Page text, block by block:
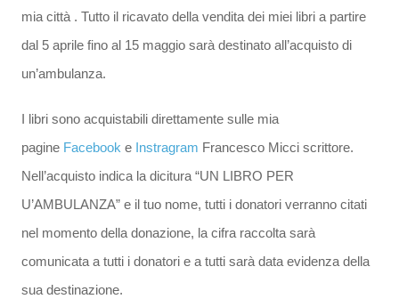
mia città . Tutto il ricavato della vendita dei miei libri a partire
dal 5 aprile fino al 15 maggio sarà destinato all’acquisto di
un’ambulanza.
I libri sono acquistabili direttamente sulle mia
pagine Facebook e Instragram Francesco Micci scrittore.
Nell’acquisto indica la dicitura “UN LIBRO PER
U’AMBULANZA” e il tuo nome, tutti i donatori verranno citati
nel momento della donazione, la cifra raccolta sarà
comunicata a tutti i donatori e a tutti sarà data evidenza della
sua destinazione.